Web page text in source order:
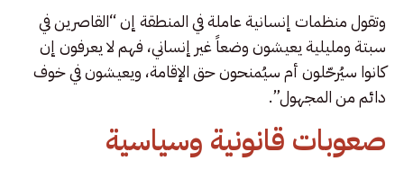
وتقول منظمات إنسانية عاملة في المنطقة إن “القاصرين في
سبتة ومليلية يعيشون وضعاً غير إنساني، فهم لا يعرفون إن
كانوا سيُرحّلون أم سيُمنحون حق الإقامة، ويعيشون في خوف
دائم من المجهول”.
صعوبات قانونية وسياسية